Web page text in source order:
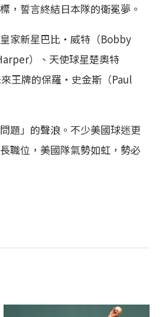
，誓言終結日本隊的衛冕夢。
家新星巴比・威特（Bobby
）、天使球星楚奧特
王牌的保羅・史金斯（Paul
題」的聲浪。不少美國球迷更
職位，美國隊氣勢如虹，勢必